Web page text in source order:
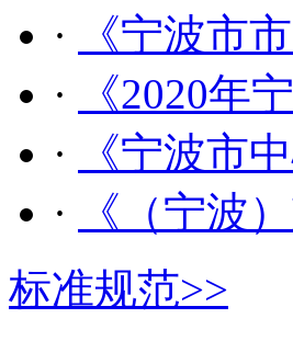
·
《宁波市
·
《2020年
·
《宁波市
·
《（宁波
标准规范>>